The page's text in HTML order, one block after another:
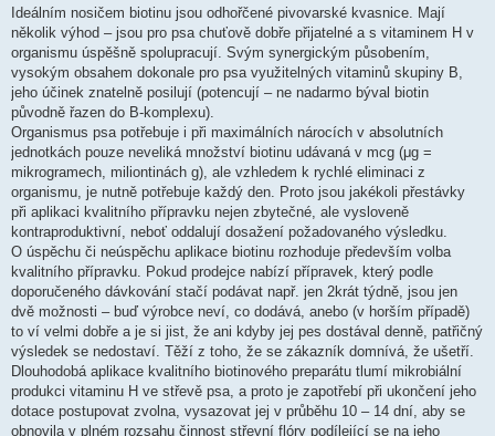
Ideálním nosičem biotinu jsou odhořčené pivovarské kvasnice. Mají
několik výhod – jsou pro psa chuťově dobře přijatelné a s vitaminem H v
organismu úspěšně spolupracují. Svým synergickým působením,
vysokým obsahem dokonale pro psa využitelných vitaminů skupiny B,
jeho účinek znatelně posilují (potencují – ne nadarmo býval biotin
původně řazen do B-komplexu).
Organismus psa potřebuje i při maximálních nárocích v absolutních
jednotkách pouze neveliká množství biotinu udávaná v mcg (μg =
mikrogramech, miliontinách g), ale vzhledem k rychlé eliminaci z
organismu, je nutně potřebuje každý den. Proto jsou jakékoli přestávky
při aplikaci kvalitního přípravku nejen zbytečné, ale vysloveně
kontraproduktivní, neboť oddalují dosažení požadovaného výsledku.
O úspěchu či neúspěchu aplikace biotinu rozhoduje především volba
kvalitního přípravku. Pokud prodejce nabízí přípravek, který podle
doporučeného dávkování stačí podávat např. jen 2krát týdně, jsou jen
dvě možnosti – buď výrobce neví, co dodává, anebo (v horším případě)
to ví velmi dobře a je si jist, že ani kdyby jej pes dostával denně, patřičný
výsledek se nedostaví. Těží z toho, že se zákazník domnívá, že ušetří.
Dlouhodobá aplikace kvalitního biotinového preparátu tlumí mikrobiální
produkci vitaminu H ve střevě psa, a proto je zapotřebí při ukončení jeho
dotace postupovat zvolna, vysazovat jej v průběhu 10 – 14 dní, aby se
obnovila v plném rozsahu činnost střevní flóry podílející se na jeho